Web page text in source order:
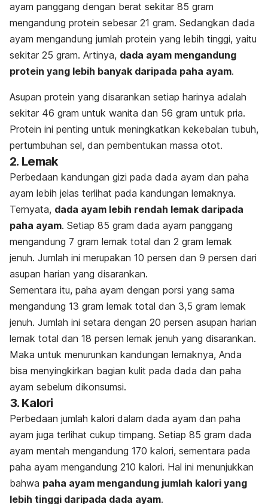
ayam panggang dengan berat sekitar 85 gram
mengandung protein sebesar 21 gram. Sedangkan dada
ayam mengandung jumlah protein yang lebih tinggi, yaitu
sekitar 25 gram. Artinya, dada ayam mengandung
protein yang lebih banyak daripada paha ayam.
Asupan protein yang disarankan setiap harinya adalah
sekitar 46 gram untuk wanita dan 56 gram untuk pria.
Protein ini penting untuk meningkatkan kekebalan tubuh,
pertumbuhan sel, dan pembentukan massa otot.
2. Lemak
Perbedaan kandungan gizi pada dada ayam dan paha
ayam lebih jelas terlihat pada kandungan lemaknya.
Ternyata, dada ayam lebih rendah lemak daripada
paha ayam. Setiap 85 gram dada ayam panggang
mengandung 7 gram lemak total dan 2 gram lemak
jenuh. Jumlah ini merupakan 10 persen dan 9 persen dari
asupan harian yang disarankan.
Sementara itu, paha ayam dengan porsi yang sama
mengandung 13 gram lemak total dan 3,5 gram lemak
jenuh. Jumlah ini setara dengan 20 persen asupan harian
lemak total dan 18 persen lemak jenuh yang disarankan.
Maka untuk menurunkan kandungan lemaknya, Anda
bisa menyingkirkan bagian kulit pada dada dan paha
ayam sebelum dikonsumsi.
3. Kalori
Perbedaan jumlah kalori dalam dada ayam dan paha
ayam juga terlihat cukup timpang. Setiap 85 gram dada
ayam mentah mengandung 170 kalori, sementara pada
paha ayam mengandung 210 kalori. Hal ini menunjukkan
bahwa paha ayam mengandung jumlah kalori yang
lebih tinggi daripada dada ayam.